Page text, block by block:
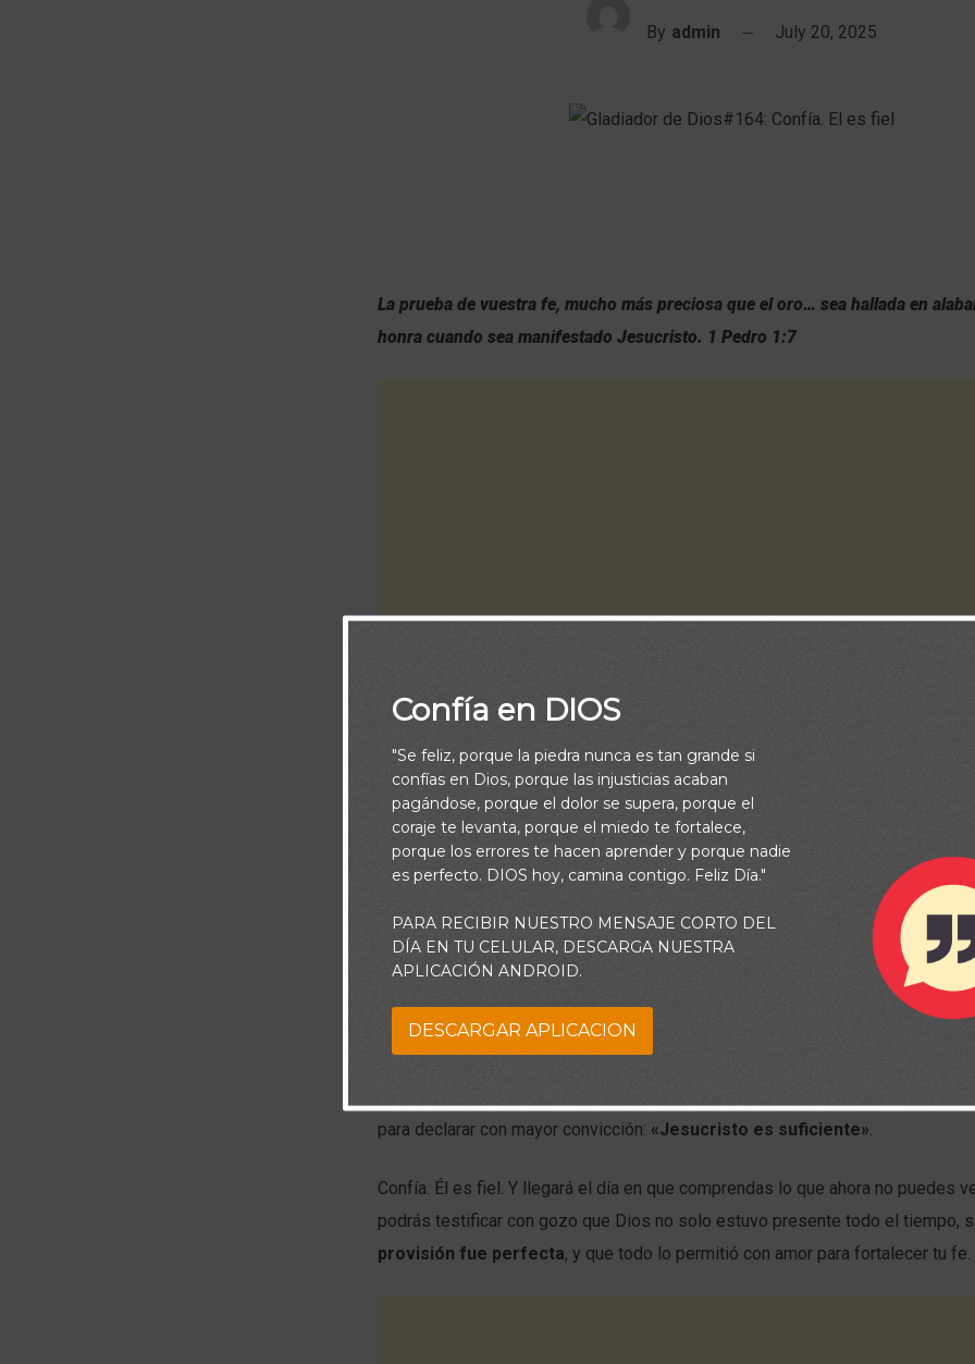
By admin July 20, 2025
La prueba de vuestra fe, mucho más preciosa que el oro… sea hallada en
honra cuando sea manifestado Jesucristo. 1 Pedro 1:7
Cuando tu fe es puesta a prueba y tus sueños parecen desmoronarse, puede
dentro de ti grite que te rindas. Pero no lo hagas. No te rindas. Elige creerle a
cuando todo a tu alrededor parezca decir lo contrario
Si estás atravesando una situación en la que no hay respuestas claras ni
esperanza, lo más probable es que estés pasando por una verdadera prueba
no existe un valle tan profundo ni una
que impidan a Dios sostenerte y ayudarte.
En esos momentos en los que no ves ninguna evidencia de Su obrar, el Señor
trabajando en lo más profundo de tu corazón. Está formando algo precioso en
para declarar con mayor convicción: «Jesucristo es suficiente».
Confía. Él es fiel. Y llegará el día en que comprendas lo que ahora no puedes
podrás testificar con gozo que Dios no solo estuvo presente todo el tiempo,
provisión fue perfecta, y que todo lo permitió con amor para fortalecer tu fe.
Confía en DIOS
"Se feliz, porque la piedra nunca es tan grande si
confías en Dios, porque las injusticias acaban
pagándose, porque el dolor se supera, porque el
coraje te levanta, porque el miedo te fortalece,
porque los errores te hacen aprender y porque nadie
es perfecto. DIOS hoy, camina contigo. Feliz Día."
PARA RECIBIR NUESTRO MENSAJE CORTO DEL
DÍA EN TU CELULAR, DESCARGA NUESTRA
APLICACIÓN ANDROID.
DESCARGAR APLICACION